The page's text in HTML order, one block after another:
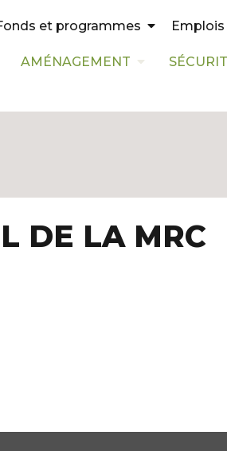
et programmes Emplois
AMÉNAGEMENT
DE LA MRC